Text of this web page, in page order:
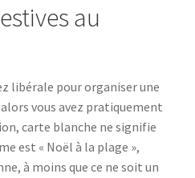
au
libérale pour organiser une
vous avez pratiquement
carte blanche ne signifie
est « Noël à la plage »,
à moins que ce ne soit un